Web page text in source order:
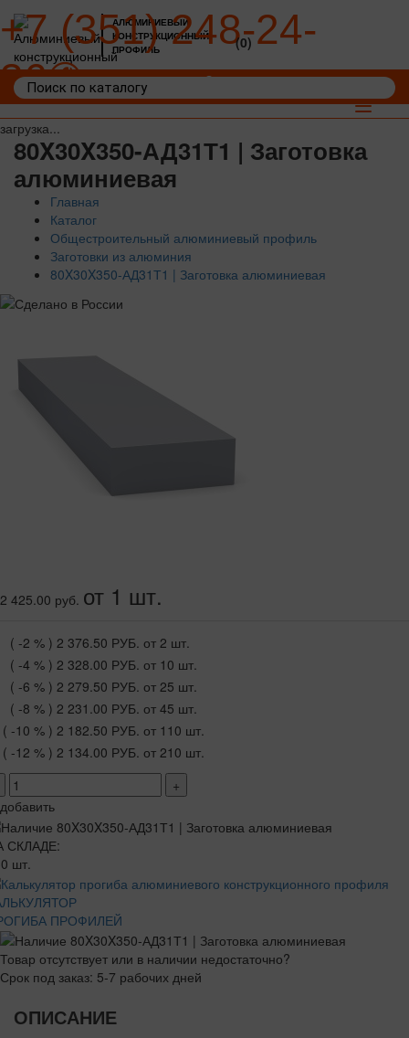
загрузка...
АЛЮМИНИЕВЫЙ
КОНСТРУКЦИОННЫЙ
ПРОФИЛЬ
+7 (351) 248-24-
36
(0)
Toggle
80X30X350-АД31Т1 | Заготовка
алюминиевая
Главная
Каталог
Общестроительный алюминиевый профиль
Заготовки из алюминия
80X30X350-АД31Т1 | Заготовка алюминиевая
2 425.00 руб. от 1 шт.
( -2 % ) 2 376.50 РУБ. от 2 шт.
( -4 % ) 2 328.00 РУБ. от 10 шт.
( -6 % ) 2 279.50 РУБ. от 25 шт.
( -8 % ) 2 231.00 РУБ. от 45 шт.
( -10 % ) 2 182.50 РУБ. от 110 шт.
( -12 % ) 2 134.00 РУБ. от 210 шт.
+
добавить
СКЛАДЕ:
шт.
ПРОФИЛЕЙ
Товар отсутствует или в наличии недостаточно?
Срок под заказ: 5-7 рабочих дней
ОПИСАНИЕ